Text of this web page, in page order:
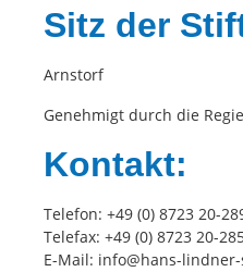
Sitz der
Arnstorf
Genehmigt durch die
Kontakt:
Telefon: +49 (0) 8723 20-
Telefax: +49 (0) 8723 20-
E-Mail: info@hans-